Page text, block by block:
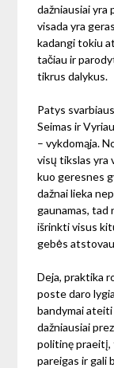
dažniausiai yra
visada yra
kadangi tokiu
tačiau ir
tikrus dalykus.
Patys
Seimas ir
– vykdomąja.
visų tikslas yra
kuo geresnes
dažnai lieka
gaunamas, tad
išrinkti visus
gebės
Deja, praktika
poste daro
bandymai
dažniausiai
politinę praeitį,
pareigas ir gali